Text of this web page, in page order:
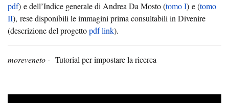
pdf) e dell’Indice generale di Andrea Da Mosto (tomo I) e (tomo
II), rese disponibili le immagini prima consultabili in Divenire
(descrizione del progettopdf link).
moreveneto - Tutorial per impostare la ricerca